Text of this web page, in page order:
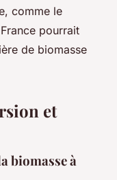
comme le
pourrait
de biomasse
et
biomasse à